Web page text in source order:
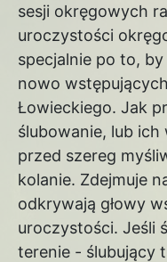
sesji okręgowych
uroczystości
specjalnie po to,
nowo
Łowieckiego. Jak
ślubowanie, lub
przed szereg
kolanie. Zdejmuje
odkrywają głowy
uroczystości. Jeśli
terenie - ślubujący